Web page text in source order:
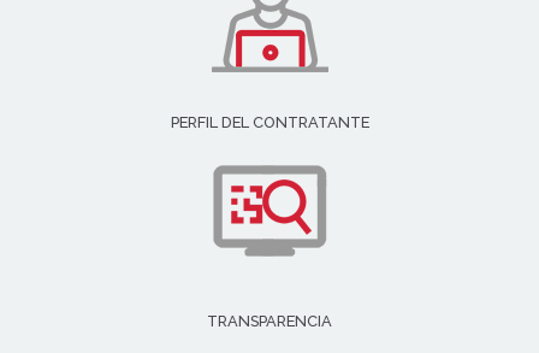
PERFIL DEL CONTRATANTE
TRANSPARENCIA